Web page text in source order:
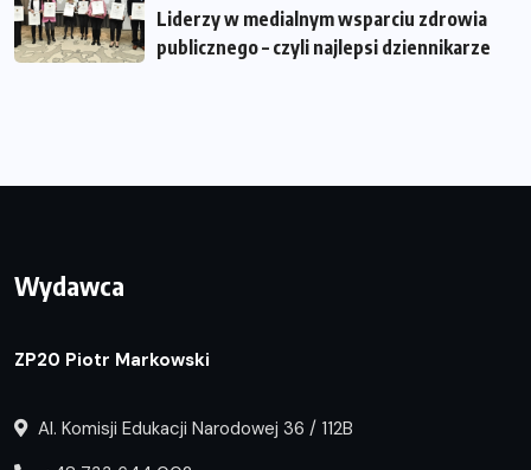
Liderzy w medialnym wsparciu zdrowia
publicznego – czyli najlepsi dziennikarze
Wydawca
ZP20 Piotr Markowski
Al. Komisji Edukacji Narodowej 36 / 112B